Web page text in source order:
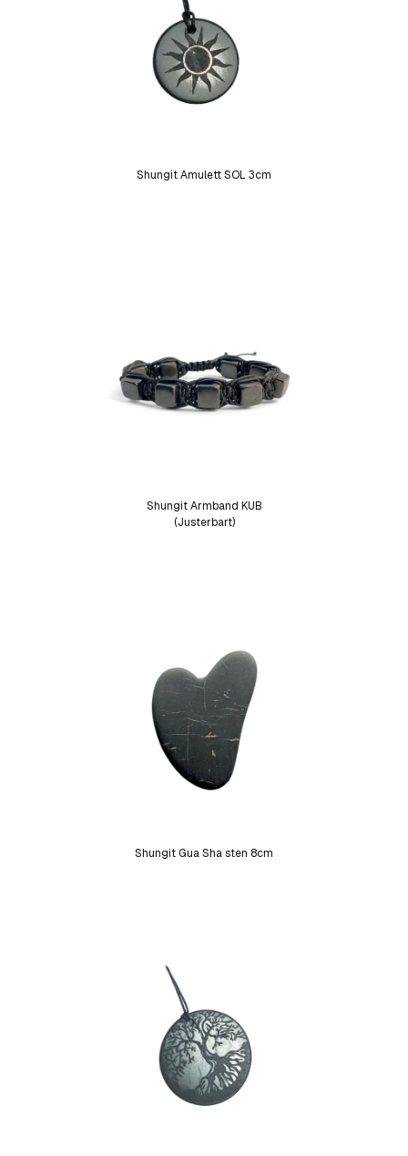
Shungit Amulett SOL 3cm
Shungit Armband KUB
(Justerbart)
Shungit Gua Sha sten 8cm